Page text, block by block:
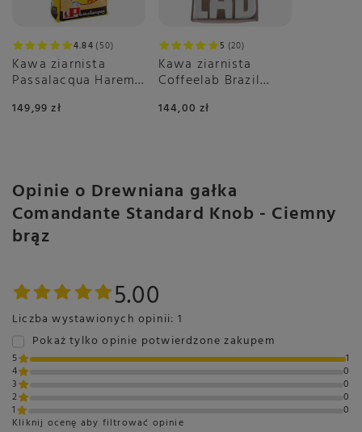
4.84 50
Kawa ziarnista
Passalacqua Harem
149,99 zł
5 20
Kawa ziarnista
Coffeelab Brazil
1kg
144,00 zł
Opinie o Drewniana gałka
Comandante Standard Knob - Ciemny
brąz
5.00
Liczba wystawionych opinii: 1
Pokaż tylko opinie potwierdzone zakupem
5
1
4
0
3
0
2
0
1
0
Kliknij ocenę aby filtrować opinie